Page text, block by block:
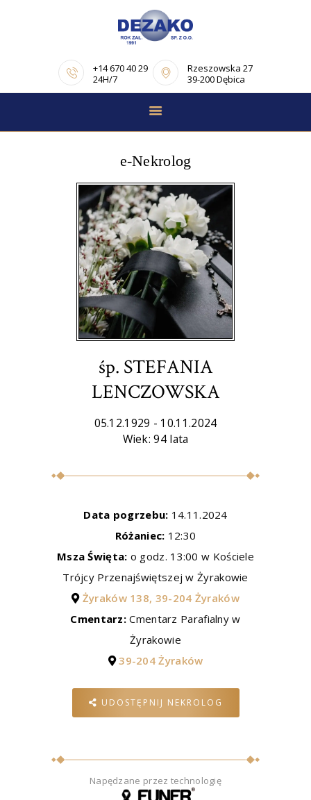
+14 670 40 29
24H/7
Rzeszowska 27
39-200 Dębica
STRONA GŁÓWNA
OFERTA
PORADNIK
POGRZEBOWY
OPINIE
KONTAKT
e-Nekrolog
śp. STEFANIA
LENCZOWSKA
05.12.1929 - 10.11.2024
Wiek: 94 lata
Data pogrzebu: 14.11.2024
Różaniec: 12:30
Msza Święta: o godz. 13:00 w Kościele
Trójcy Przenajświętszej w Żyrakowie
Żyraków 138, 39-204 Żyraków
Cmentarz: Cmentarz Parafialny w
Żyrakowie
39-204 Żyraków
UDOSTĘPNIJ NEKROLOG
Napędzane przez technologię